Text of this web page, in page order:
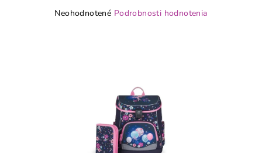
Priemerné
Neohodnotené Podrobnosti hodnotenia